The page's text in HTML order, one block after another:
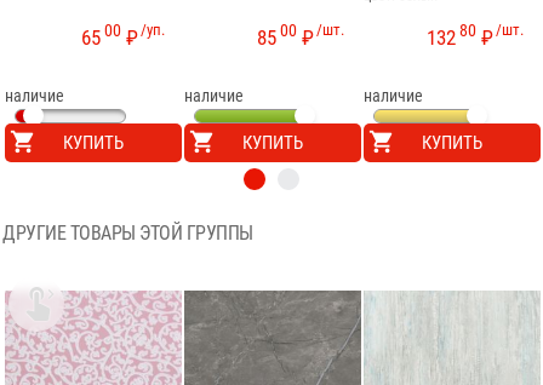
/уп.
6500 ₽
наличие
КУПИТЬ
/шт.
8500 ₽
наличие
КУПИТЬ
/шт.
13280 ₽
наличие
КУПИТЬ
ДРУГИЕ ТОВАРЫ ЭТОЙ ГРУППЫ
